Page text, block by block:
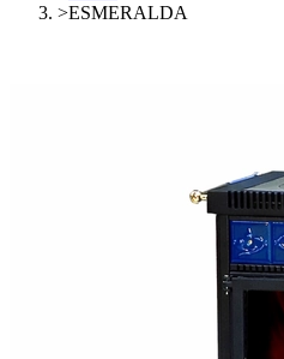
>ESMERALDA